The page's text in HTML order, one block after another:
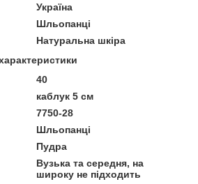
Україна
Шльопанці
Натуральна шкіра
40
каблук 5 см
7750-28
Шльопанці
Пудра
Вузька та середня, на
широку не підходить